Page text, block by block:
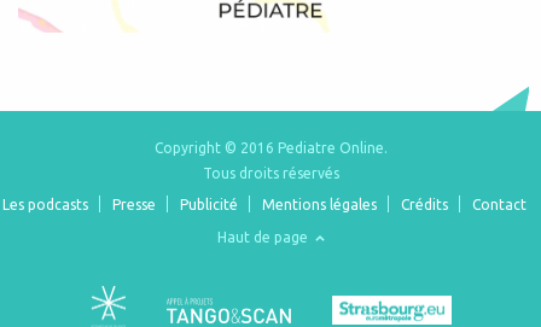
Copyright © 2016 Pediatre Online.
Tous droits réservés
Les podcasts
Presse Publicité Mentions légales Crédits Contact
Haut de page